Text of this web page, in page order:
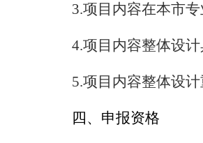
3.项目内容在本市
4.项目内容整体设
5.项目内容整体设计
四、申报资格